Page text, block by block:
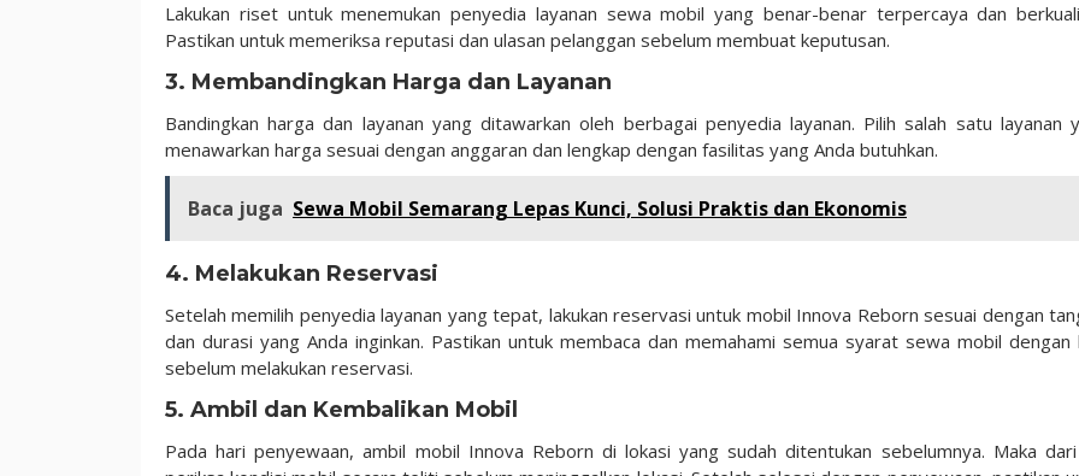
Lakukan riset untuk menemukan penyedia layanan sewa mobil yang benar-benar terpercaya dan
Pastikan untuk memeriksa reputasi dan ulasan pelanggan sebelum membuat keputusan.
3. Membandingkan Harga dan Layanan
Bandingkan harga dan layanan yang ditawarkan oleh berbagai penyedia layanan. Pilih salah satu layanan
menawarkan harga sesuai dengan anggaran dan lengkap dengan fasilitas yang Anda butuhkan.
Baca juga Sewa Mobil Semarang Lepas Kunci, Solusi Praktis dan Ekonomis
4. Melakukan Reservasi
Setelah memilih penyedia layanan yang tepat, lakukan reservasi untuk mobil Innova Reborn sesuai dengan
dan durasi yang Anda inginkan. Pastikan untuk membaca dan memahami semua syarat sewa mobil dengan
sebelum melakukan reservasi.
5. Ambil dan Kembalikan Mobil
Pada hari penyewaan, ambil mobil Innova Reborn di lokasi yang sudah ditentukan sebelumnya. Maka